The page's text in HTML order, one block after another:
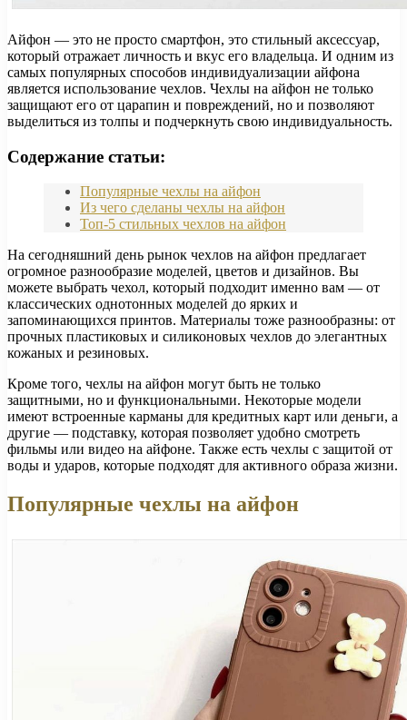
Айфон — это не просто смартфон, это стильный аксессуар,
который отражает личность и вкус его владельца. И одним из
самых популярных способов индивидуализации айфона
является использование чехлов. Чехлы на айфон не только
защищают его от царапин и повреждений, но и позволяют
выделиться из толпы и подчеркнуть свою индивидуальность.
Содержание статьи:
Популярные чехлы на айфон
Из чего сделаны чехлы на айфон
Топ-5 стильных чехлов на айфон
На сегодняшний день рынок чехлов на айфон предлагает
огромное разнообразие моделей, цветов и дизайнов. Вы
можете выбрать чехол, который подходит именно вам — от
классических однотонных моделей до ярких и
запоминающихся принтов. Материалы тоже разнообразны: от
прочных пластиковых и силиконовых чехлов до элегантных
кожаных и резиновых.
Кроме того, чехлы на айфон могут быть не только
защитными, но и функциональными. Некоторые модели
имеют встроенные карманы для кредитных карт или деньги, а
другие — подставку, которая позволяет удобно смотреть
фильмы или видео на айфоне. Также есть чехлы с защитой от
воды и ударов, которые подходят для активного образа жизни.
Популярные чехлы на айфон